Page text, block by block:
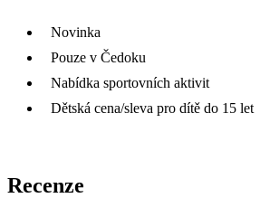
Novinka
Pouze v Čedoku
Nabídka sportovních aktivit
Dětská cena/sleva pro dítě do 15 let
Recenze